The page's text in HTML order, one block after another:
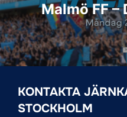
Malmö FF –
KONTAKTA
STOCKHOLM